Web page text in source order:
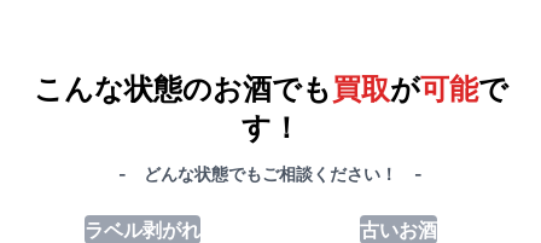
こんな状態のお酒でも買取が可能で
す！
- どんな状態でもご相談ください！ -
ラベル剥がれ 古いお酒